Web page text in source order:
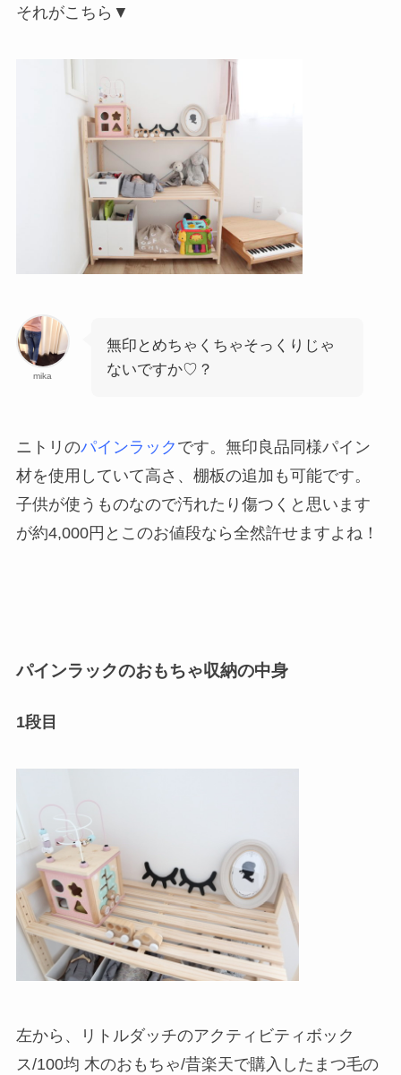
それがこちら▼
mika
無印とめちゃくちゃそっくりじゃ
ないですか♡？
ニトリのパインラック です。無印良品同様パイン
材を使用していて高さ、棚板の追加も可能です。
子供が使うものなので汚れたり傷つくと思います
が約4,000円とこのお値段なら全然許せますよね！
パインラックのおもちゃ収納の中身
1段目
左から、リトルダッチのアクティビティボック
ス/100均 木のおもちゃ/昔楽天で購入したまつ毛の